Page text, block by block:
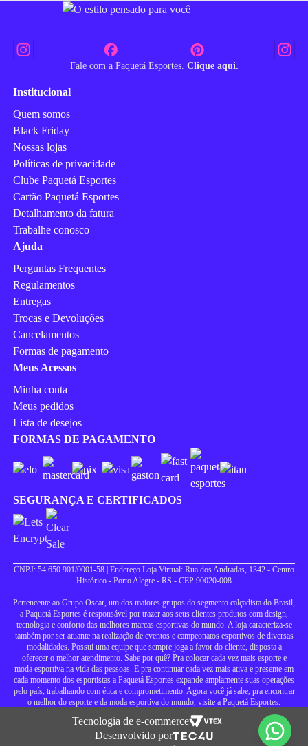
Fale com a Paquetá Esportes. Clique aqui.
Institucional
Quem somos
Black Friday
Nossas lojas
Políticas de privacidade
Clube Paquetá Esportes
Cartão Paquetá Esportes
Detalhamento da fatura
Trabalhe conosco
Ajuda
Perguntas Frequentes
Regulamentos
Entregas
Trocas e Devoluções
Cancelamentos
Formas de pagamento
Meus Acessos
Minha conta
Meus pedidos
Lista de desejos
FORMAS DE PAGAMENTO
SEGURANÇA E CERTIFICADOS
CNPJ: 54.650.901/0001-58 | Endereço Loja Virtual: Rua dos Andradas, 1342 - Centro
Histórico - Porto Alegre - RS - CEP 90020-008
Pertencente ao Grupo Oscar, um dos maiores grupos do segmento calçadista do Brasil,
a Paquetá Esportes é responsável por trazer aos seus clientes produtos com design,
tecnologia e conforto das melhores marcas esportivas do mundo. A loja caracteriza-se
também por ser atuante na realização de eventos e campeonatos esportivos de diversas
modalidades. Possui uma equipe que sempre joga a favor do cliente, disposta a
oferecer o melhor atendimento. Sabe por quê? Pra colocar cada vez mais esporte e
moda esportiva na vida das pessoas. E pra continuar cada vez mais ativa e presente em
cada momento dos esportistas a Paquetá Esportes expande amplamente suas operações
pelo país, trabalhando com ética e comprometimento. Agora você já sabe, pra encontrar
o melhor do esporte e da moda esportiva do mundo, visite a Paquetá Esportes.
Tecnologia de e-commerce
Desenvolvido por